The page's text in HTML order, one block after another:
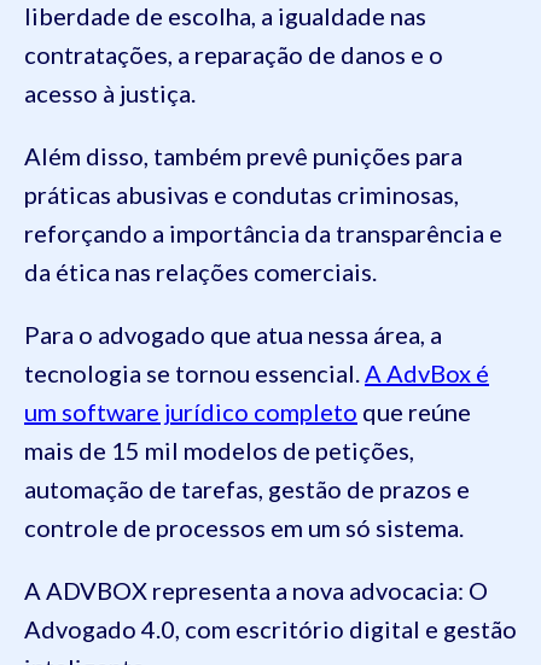
liberdade de escolha, a igualdade nas
contratações, a reparação de danos e o
acesso à justiça.
Além disso, também prevê punições para
práticas abusivas e condutas criminosas,
reforçando a importância da transparência e
da ética nas relações comerciais.
Para o advogado que atua nessa área, a
tecnologia se tornou essencial.A AdvBox é
um software jurídico completo que reúne
mais de 15 mil modelos de petições,
automação de tarefas, gestão de prazos e
controle de processos em um só sistema.
A ADVBOX representa a nova advocacia: O
Advogado 4.0, com escritório digital e gestão